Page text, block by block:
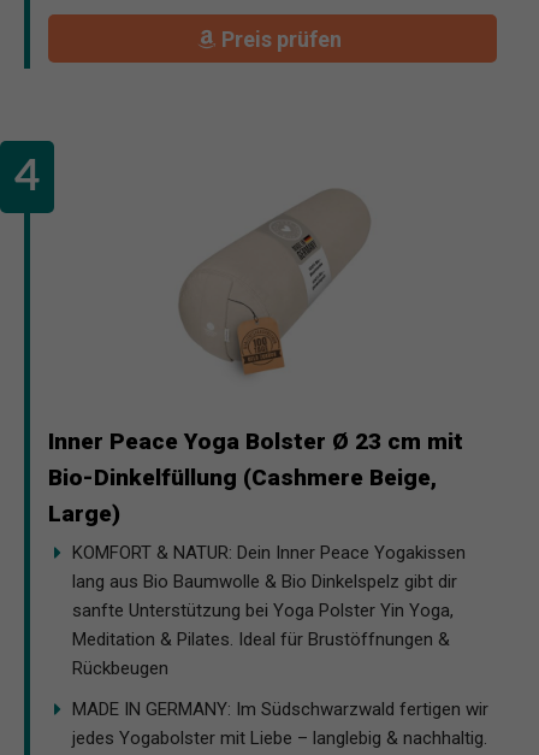
Preis prüfen
Inner Peace Yoga Bolster Ø 23 cm mit
Bio-Dinkelfüllung (Cashmere Beige,
Large)
KOMFORT & NATUR: Dein Inner Peace Yogakissen
lang aus Bio Baumwolle & Bio Dinkelspelz gibt dir
sanfte Unterstützung bei Yoga Polster Yin Yoga,
Meditation & Pilates. Ideal für Brustöffnungen &
Rückbeugen
MADE IN GERMANY: Im Südschwarzwald fertigen wir
jedes Yogabolster mit Liebe – langlebig & nachhaltig.